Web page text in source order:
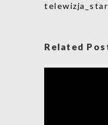
Related